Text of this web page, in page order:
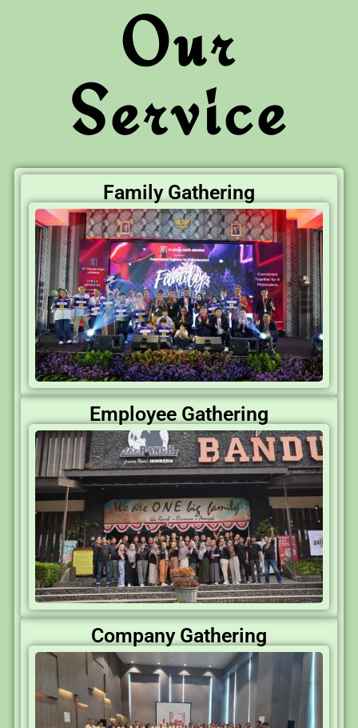
Our
Service
Family Gathering
Employee Gathering
Company Gathering